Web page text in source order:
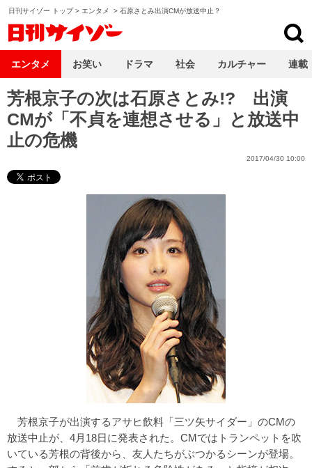
日刊サイゾー トップ> エンタメ > 石原さとみ出演CMが放送中止？
芳根京子の次は石原さとみ!? 出演
CMが「不貞を連想させる」と放送中
止の危機
2017/04/30 10:00
芳根京子が出演するアサヒ飲料「三ツ矢サイダー」のCMの
放送中止が、4月18日に発表された。CMではトランペットを吹
いている芳根の背後から、友人たちがぶつかるシーンが登場。
エンタメ お笑い ドラマ 社会 カルチャー 連載